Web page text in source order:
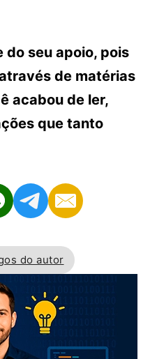
do seu apoio, pois
de matérias
acabou de ler,
que tanto
do autor